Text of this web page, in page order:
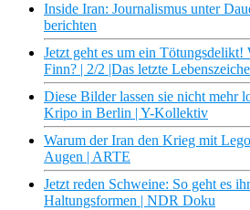
Inside Iran: Journalismus unter
berichten
Jetzt geht es um ein Tötungsdelikt!
Finn? | 2/2 |Das letzte
Diese Bilder lassen sie nicht mehr
Kripo in Berlin | Y-Kollektiv
Warum der Iran den Krieg mit
Augen | ARTE
Jetzt reden Schweine: So geht es
Haltungsformen | NDR Doku